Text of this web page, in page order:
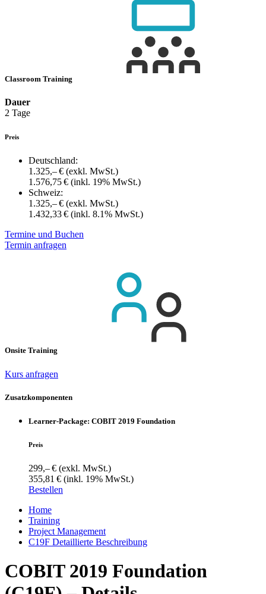
Classroom Training
Dauer
2 Tage
Preis
Deutschland:
1.325,– € (exkl. MwSt.)
1.576,75 € (inkl. 19% MwSt.)
Schweiz:
1.325,– € (exkl. MwSt.)
1.432,33 € (inkl. 8.1% MwSt.)
Termine und Buchen
Termin anfragen
Onsite Training
Kurs anfragen
Zusatzkomponenten
Learner-Package: COBIT 2019 Foundation
Preis
299,– € (exkl. MwSt.)
355,81 € (inkl. 19% MwSt.)
Bestellen
Home
Training
Project Management
C19F Detaillierte Beschreibung
COBIT 2019 Foundation